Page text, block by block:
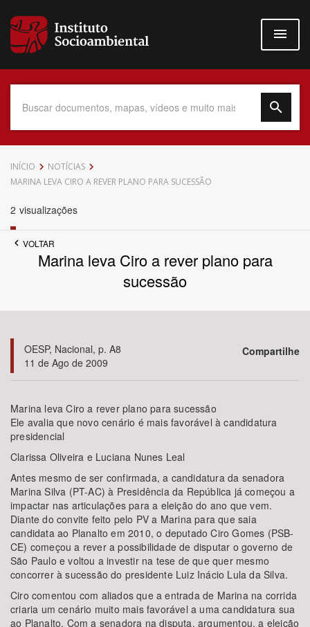
para
conteúdo
Data do Documento
Até
Bioma / Bacia
Tema
Subtema
Área de Levantamento
Área Protegida
BUSCAR
INÍCIO
NOTÍCIAS
MARINA LEVA CIRO A REVER PLANO PARA SUCESSÃO
2 visualizações
VOLTAR
Marina leva Ciro a rever plano para
sucessão
OESP, Nacional, p. A8
11 de Ago de 2009
Compartilhe
Marina leva Ciro a rever plano para sucessão
Ele avalia que novo cenário é mais favorável à candidatura
presidencial
Clarissa Oliveira e Luciana Nunes Leal
Antes mesmo de ser confirmada, a candidatura da senadora
Marina Silva (PT-AC) à Presidência da República já começou a
impactar nas articulações para a eleição do ano que vem.
Diante do convite feito pelo PV a Marina para que saia
candidata ao Planalto em 2010, o deputado Ciro Gomes (PSB-
CE) começou a rever a possibilidade de disputar o governo de
São Paulo e voltou a investir na tese de que quer mesmo
concorrer à sucessão do presidente Luiz Inácio Lula da Silva.
Ciro comentou com aliados que a entrada de Marina na corrida
criaria um cenário muito mais favorável a uma candidatura sua
ao Planalto. Com a senadora na disputa, argumentou, a eleição